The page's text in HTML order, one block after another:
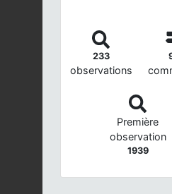
233
observations
Première
observation
1939